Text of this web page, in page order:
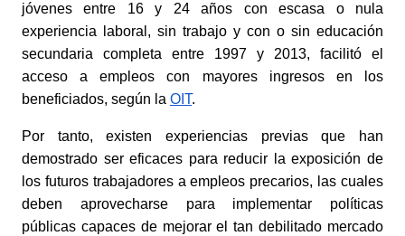
jóvenes entre 16 y 24 años con escasa o nula
experiencia laboral, sin trabajo y con o sin educación
secundaria completa entre 1997 y 2013, facilitó el
acceso a empleos con mayores ingresos en los
beneficiados, según la OIT.
Por tanto, existen experiencias previas que han
demostrado ser eficaces para reducir la exposición de
los futuros trabajadores a empleos precarios, las cuales
deben aprovecharse para implementar políticas
públicas capaces de mejorar el tan debilitado mercado